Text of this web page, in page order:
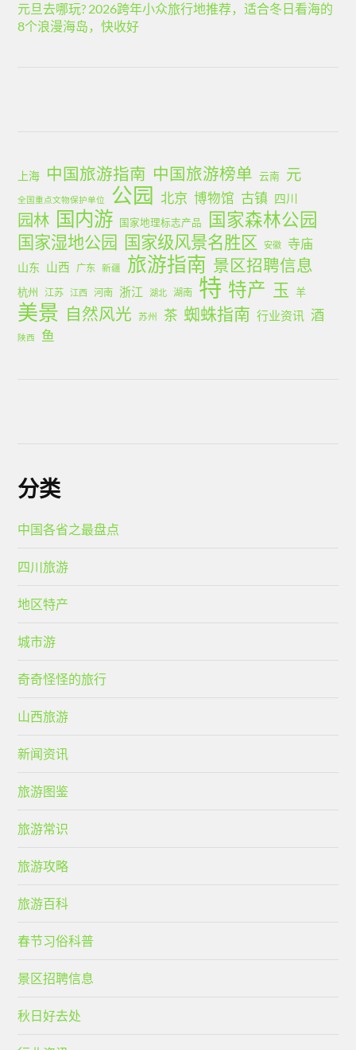
元旦去哪玩? 2026跨年小众旅行地推荐，适合冬日看海的
8个浪漫海岛，快收好
上海 中国旅游指南 中国旅游榜单 云南 元
全国重点文物保护单位 公园 北京 博物馆 古镇 四川
园林 国内游 国家地理标志产品 国家森林公园
国家湿地公园 国家级风景名胜区 安徽 寺庙
山东 山西 广东 新疆 旅游指南 景区招聘信息
杭州 江苏 江西 河南 浙江 湖北 湖南 特 特产 玉 羊
美景 自然风光 苏州 茶 蜘蛛指南 行业资讯 酒
陕西 鱼
分类
中国各省之最盘点
四川旅游
地区特产
城市游
奇奇怪怪的旅行
山西旅游
新闻资讯
旅游图鉴
旅游常识
旅游攻略
旅游百科
春节习俗科普
景区招聘信息
秋日好去处